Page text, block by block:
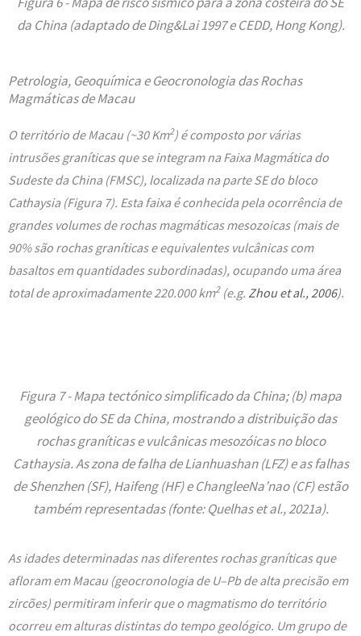
da China (adaptado de Ding&Lai 1997 e CEDD, Hong Kong).
Petrologia, Geoquímica e Geocronologia das Rochas
Magmáticas de Macau
O território de Macau (~30 Km2) é composto por várias
intrusões graníticas que se integram na Faixa Magmática do
Sudeste da China (FMSC), localizada na parte SE do bloco
Cathaysia (Figura 7). Esta faixa é conhecida pela ocorrência de
grandes volumes de rochas magmáticas mesozoicas (mais de
90% são rochas graníticas e equivalentes vulcânicas com
basaltos em quantidades subordinadas), ocupando uma área
total de aproximadamente 220.000 km2 (e.g. Zhou et al., 2006).
Figura 7 - Mapa tectónico simplificado da China; (b) mapa
geológico do SE da China, mostrando a distribuição das
rochas graníticas e vulcânicas mesozóicas no bloco
Cathaysia. As zona de falha de Lianhuashan (LFZ) e as falhas
de Shenzhen (SF), Haifeng (HF) e ChangleeNa’nao (CF) estão
também representadas (fonte: Quelhas et al., 2021a).
As idades determinadas nas diferentes rochas graníticas que
afloram em Macau (geocronologia de U–Pb de alta precisão em
zircões) permitiram inferir que o magmatismo do território
ocorreu em alturas distintas do tempo geológico. Um grupo de